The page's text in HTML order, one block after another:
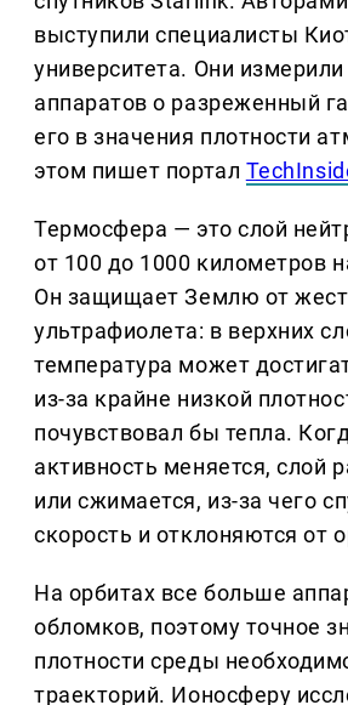
выступили специалисты
университета. Они
аппаратов о разреженный
его в значения плотности
этом пишет портал
Термосфера — это слой
от 100 до 1000 километров
Он защищает Землю от
ультрафиолета: в верхних
температура может
из-за крайне низкой
почувствовал бы тепла.
активность меняется, слой
или сжимается, из-за чего
скорость и отклоняются от
На орбитах все больше
обломков, поэтому точное
плотности среды
траекторий. Ионосферу